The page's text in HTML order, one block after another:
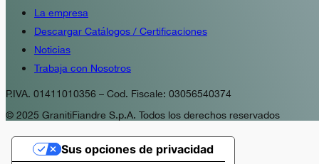
La empresa
Descargar Catálogos / Certificaciones
Noticias
Trabaja con Nosotros
P.IVA. 01411010356 – Cod. Fiscale: 03056540374
© 2025 GranitiFiandre S.p.A. Todos los derechos reservados
Sus opciones de privacidad